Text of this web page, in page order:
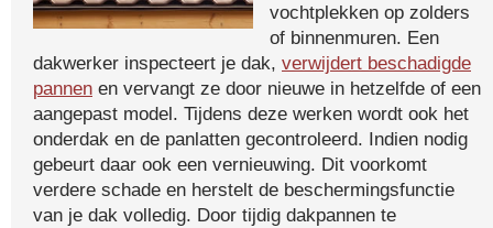
vochtplekken op zolders
of binnenmuren. Een
dakwerker inspecteert je dak, verwijdert beschadigde
pannen en vervangt ze door nieuwe in hetzelfde of een
aangepast model. Tijdens deze werken wordt ook het
onderdak en de panlatten gecontroleerd. Indien nodig
gebeurt daar ook een vernieuwing. Dit voorkomt
verdere schade en herstelt de beschermingsfunctie
van je dak volledig. Door tijdig dakpannen te